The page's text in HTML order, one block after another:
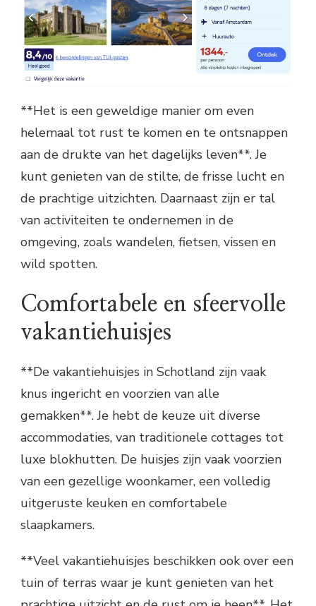
**Het is een geweldige manier om even
helemaal tot rust te komen en te ontsnappen
aan de drukte van het dagelijks leven**. Je
kunt genieten van de stilte, de frisse lucht en
de prachtige uitzichten. Daarnaast zijn er tal
van activiteiten te ondernemen in de
omgeving, zoals wandelen, fietsen, vissen en
wild spotten.
Comfortabele en sfeervolle
vakantiehuisjes
**De vakantiehuisjes in Schotland zijn vaak
knus ingericht en voorzien van alle
gemakken**. Je hebt de keuze uit diverse
accommodaties, van traditionele cottages tot
luxe blokhutten. De huisjes zijn vaak voorzien
van een gezellige woonkamer, een volledig
uitgeruste keuken en comfortabele
slaapkamers.
**Veel vakantiehuisjes beschikken ook over een
tuin of terras waar je kunt genieten van het